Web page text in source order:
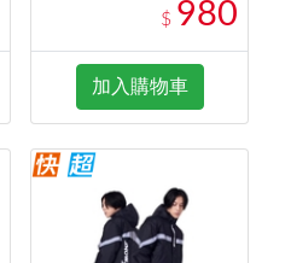
$ 980
加入購物車